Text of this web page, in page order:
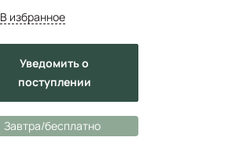
В избранное
Уведомитьо
поступлении
Завтра/бесплатно